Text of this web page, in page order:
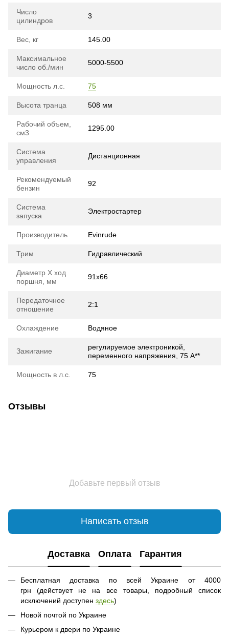
Число
цилиндров
3
Вес, кг 145.00
Максимальное
число об./мин
5000-5500
Мощность л.с. 75
Высота транца 508 мм
Рабочий объем,
см3
1295.00
Система
управления
Дистанционная
Рекомендуемый
бензин
92
Система
запуска
Электростартер
Производитель Evinrude
Трим Гидравлический
Диаметр Х ход
поршня, мм
91х66
Передаточное
отношение
2:1
Охлаждение Водяное
Зажигание
регулируемое электроникой,
переменного напряжения, 75 А**
Мощность в л.с. 75
Отзывы
Добавьте первый отзыв
Написать отзыв
Доставка Оплата Гарантия
Бесплатная доставка по всей Украине от 4000
грн (действует не на все товары, подробный список
исключений доступен здесь)
Новой почтой по Украине
Курьером к двери по Украине